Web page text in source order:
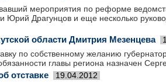
мероприятия по реформе
Юрий Драгунцов и еще несколько
области Дмитрия Мезенцева
по собственному желанию
главы региона назначен
отставке 19.04.2012